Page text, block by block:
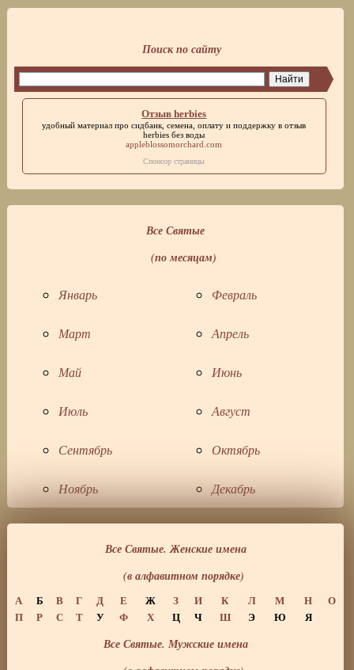
Все Святые
(по месяцам)
Январь Февраль
Март Апрель
Май Июнь
Июль Август
Сентябрь Октябрь
Ноябрь Декабрь
Все Святые. Женские имена
(в алфавитном порядке)
А Б В Г Д Е Ж З И К Л М Н
О
П
Р С Т У Ф Х Ц Ч Ш Э Ю Я
Все Святые. Мужские имена
Поиск по сайту
Отзыв herbies
удобный материал про сидбанк, семена, оплату и поддержку вотзыв
herbies без воды
appleblossomorchard.com
Спонсор страницы